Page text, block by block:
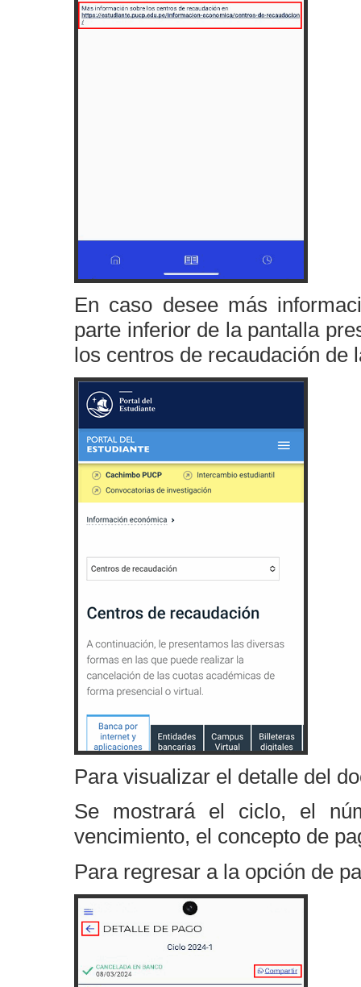
En caso desee más
parte inferior de la pantalla
los centros de recaudación de
Para visualizar el detalle del
Se mostrará el ciclo, el
vencimiento, el concepto de
Para regresar a la opción de